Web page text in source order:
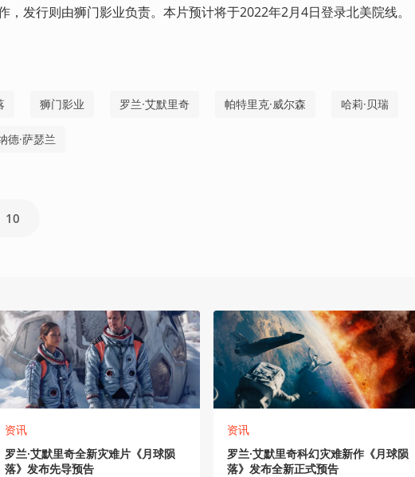
，发行则由狮门影业负责。本片预计将于2022年2月4日登录北美院线。
狮门影业 罗兰·艾默里奇 帕特里克·威尔森 哈莉·贝瑞
德·萨瑟兰
10
资讯
罗兰·艾默里奇全新灾难片《月球陨
落》发布先导预告
资讯
罗兰·艾默里奇科幻灾难新作《月球陨
落》发布全新正式预告